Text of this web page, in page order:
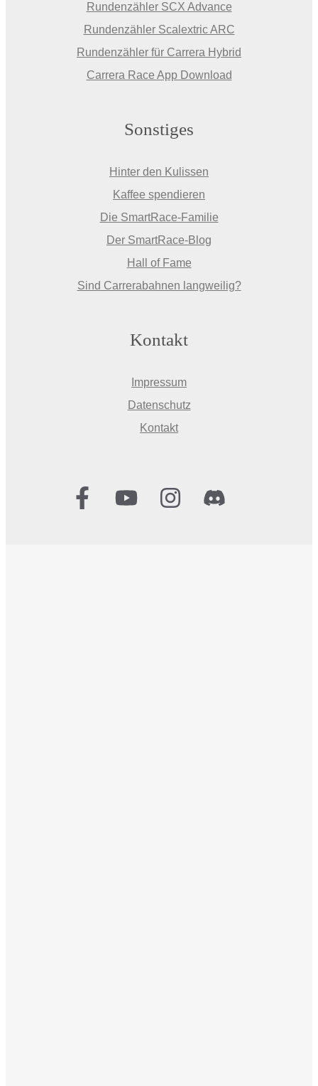
Rundenzähler SCX Advance
Rundenzähler Scalextric ARC
Rundenzähler für Carrera Hybrid
Carrera Race App Download
Sonstiges
Hinter den Kulissen
Kaffee spendieren
Die SmartRace-Familie
Der SmartRace-Blog
Hall of Fame
Sind Carrerabahnen langweilig?
Kontakt
Impressum
Datenschutz
Kontakt